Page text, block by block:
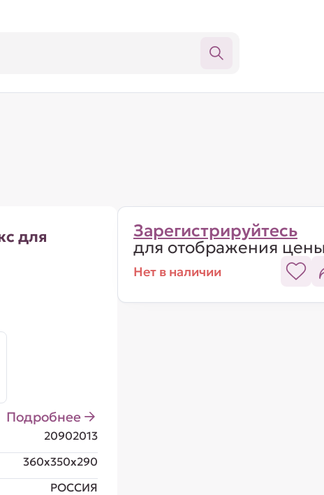
для
Подробнее
20902013
360x350x290
РОССИЯ
Зарегистрируйтесь
для отображения
Нет в наличии